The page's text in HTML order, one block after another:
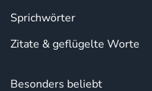
Sprichwörter
Zitate & geflügelte Worte
Besonders beliebt